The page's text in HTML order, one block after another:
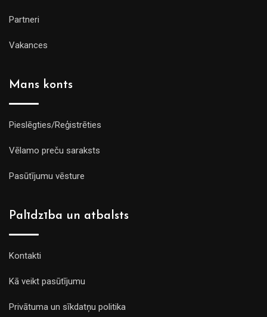
Partneri
Vakances
Mans konts
Pieslēgties/Reģistrēties
Vēlamo preču saraksts
Pasūtījumu vēsture
Palīdzība un atbalsts
Kontakti
Kā veikt pasūtījumu
Privātuma un sīkdatņu politika